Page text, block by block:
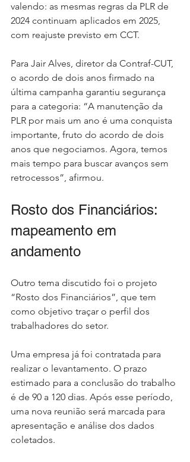
valendo: as mesmas regras da PLR de
2024 continuam aplicados em 2025,
com reajuste previsto em CCT.
Para Jair Alves, diretor da Contraf-CUT,
o acordo de dois anos firmado na
última campanha garantiu segurança
para a categoria: “A manutenção da
PLR por mais um ano é uma conquista
importante, fruto do acordo de dois
anos que negociamos. Agora, temos
mais tempo para buscar avanços sem
retrocessos”, afirmou.
Rosto dos Financiários:
mapeamento em
andamento
Outro tema discutido foi o projeto
“Rosto dos Financiários”, que tem
como objetivo traçar o perfil dos
trabalhadores do setor.
Uma empresa já foi contratada para
realizar o levantamento. O prazo
estimado para a conclusão do trabalho
é de 90 a 120 dias. Após esse período,
uma nova reunião será marcada para
apresentação e análise dos dados
coletados.